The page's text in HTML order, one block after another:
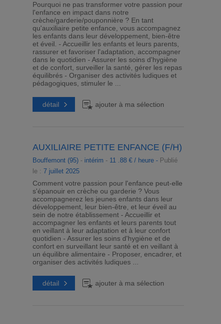
Pourquoi ne pas transformer votre passion pour
l'enfance en impact dans notre
crèche/garderie/pouponnière ? En tant
qu'auxiliaire petite enfance, vous accompagnez
les enfants dans leur développement, bien-être
et éveil. - Accueillir les enfants et leurs parents,
rassurer et favoriser l'adaptation, accompagner
dans le quotidien - Assurer les soins d'hygiène
et de confort, surveiller la santé, gérer les repas
équilibrés - Organiser des activités ludiques et
pédagogiques, stimuler le ...
détail ajouter à ma sélection
AUXILIAIRE PETITE ENFANCE (F/H)
Bouffemont (95)- intérim - 11 .88 € / heure - Publié
le : 7 juillet 2025
Comment votre passion pour l'enfance peut-elle
s'épanouir en crèche ou garderie ? Vous
accompagnerez les jeunes enfants dans leur
développement, leur bien-être, et leur éveil au
sein de notre établissement - Accueillir et
accompagner les enfants et leurs parents tout
en veillant à leur adaptation et à leur confort
quotidien - Assurer les soins d'hygiène et de
confort en surveillant leur santé et en veillant à
un équilibre alimentaire - Proposer, encadrer, et
organiser des activités ludiques ...
détail ajouter à ma sélection